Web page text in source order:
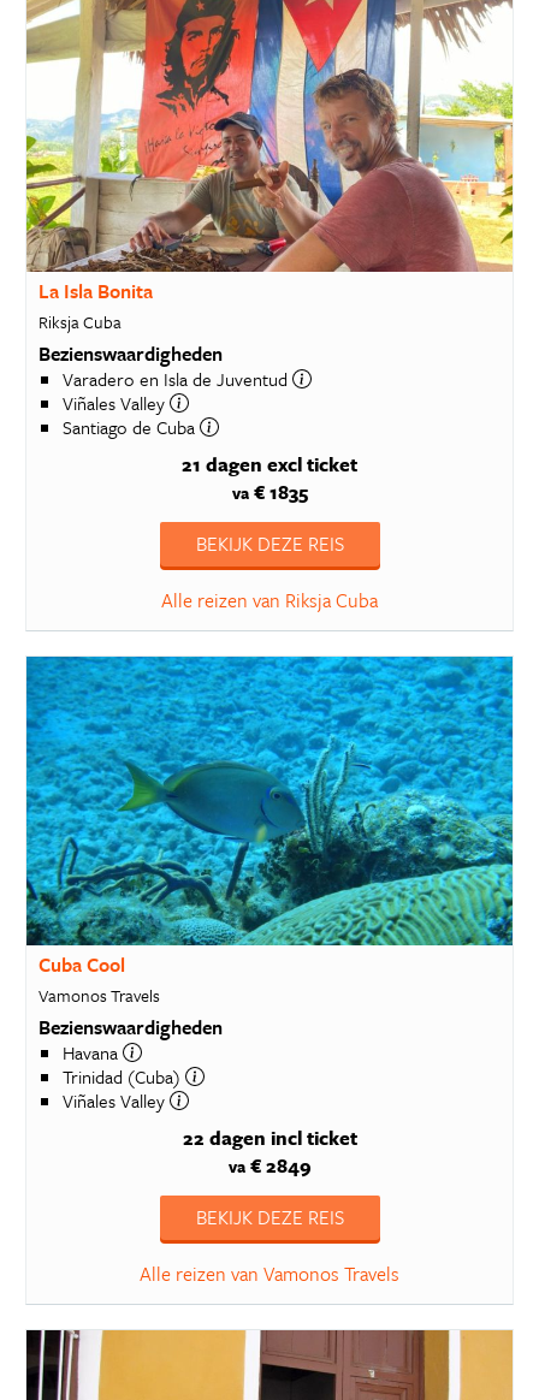
La Isla Bonita
Riksja Cuba
Bezienswaardigheden
Varadero en Isla de Juventud
Viñales Valley
Santiago de Cuba
21 dagen excl ticket
va€ 1835
BEKIJK DEZE REIS
Alle reizen van Riksja Cuba
Cuba Cool
Vamonos Travels
Bezienswaardigheden
Havana
Trinidad (Cuba)
Viñales Valley
22 dagen incl ticket
va€ 2849
BEKIJK DEZE REIS
Alle reizen van Vamonos Travels